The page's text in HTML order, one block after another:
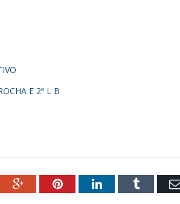
E 2º L B
Google+PinterestLinkedInTumblr